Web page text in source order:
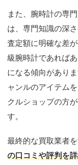
また、腕時計の専
は、専門知識の深
査定額に明確な差
級腕時計であれば
になる傾向があり
ャンルのアイテム
クルショップの方
す。
最終的な買取業者を
の口コミや評判を